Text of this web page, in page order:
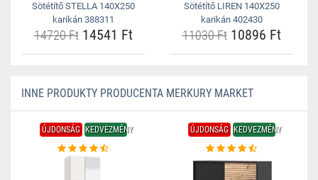
Sötétítő STELLA 140X250
karikán 388311
14720 Ft14541 Ft
Sötétítő LIREN 140X250
karikán 402430
11030 Ft10896 Ft
INNE PRODUKTY PRODUCENTA MERKURY MARKET
ÚJDONSÁG KEDVEZMÉNY ÚJDONSÁG KEDVEZMÉNY